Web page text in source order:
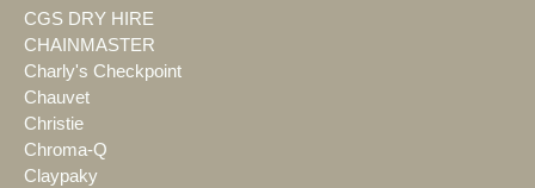
CGS DRY HIRE
CHAINMASTER
Charly's Checkpoint
Chauvet
Christie
Chroma-Q
Claypaky